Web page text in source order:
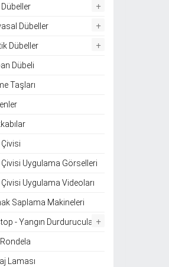
Dübeller +
Dübeller +
Dübeller +
Dübeli
Taşları
Çivisi Uygulama Görselleri
Uygulama Videoları
Saplama Makineleri
- Yangın Durdurucular +
Laması